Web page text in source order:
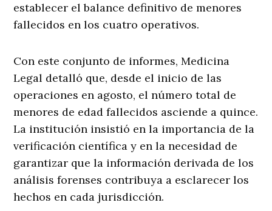
establecer el balance definitivo de menores
fallecidos en los cuatro operativos.
Con este conjunto de informes, Medicina
Legal detalló que, desde el inicio de las
operaciones en agosto, el número total de
menores de edad fallecidos asciende a quince.
La institución insistió en la importancia de la
verificación científica y en la necesidad de
garantizar que la información derivada de los
análisis forenses contribuya a esclarecer los
hechos en cada jurisdicción.